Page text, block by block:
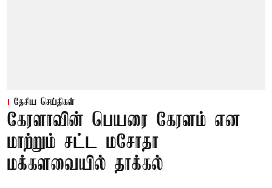
தேசிய செய்திகள்
கேரளாவின் பெயரை கேரளம் என
மாற்றும் சட்ட மசோதா
மக்களவையில் தாக்கல்